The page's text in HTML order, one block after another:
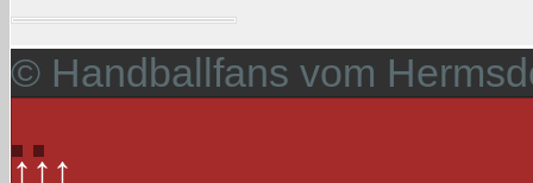
© Handballfans vom
↑↑↑